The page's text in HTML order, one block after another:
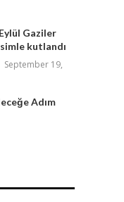
Gaziler
kutlandı
September 19,
Adım